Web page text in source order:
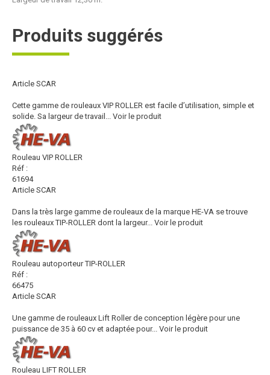
Produits suggérés
Article SCAR
Cette gamme de rouleaux VIP ROLLER est facile d’utilisation, simple et
solide. Sa largeur de travail... Voir le produit
Rouleau VIP ROLLER
Réf :
61694
Article SCAR
Dans la très large gamme de rouleaux de la marque HE-VA se trouve
les rouleaux TIP-ROLLER dont la largeur... Voir le produit
Rouleau autoporteur TIP-ROLLER
Réf :
66475
Article SCAR
Une gamme de rouleaux Lift Roller de conception légère pour une
puissance de 35 à 60 cv et adaptée pour... Voir le produit
Rouleau LIFT ROLLER